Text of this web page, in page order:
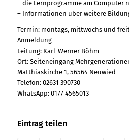
– die Lernprogramme am Computer
– Informationen über weitere
Termin: montags, mittwochs und
Anmeldung
Leitung: Karl-Werner Böhm
Ort: Seiteneingang
Matthiaskirche 1, 56564 Neuwied
Telefon: 02631 390730
WhatsApp: 0177 4565013
Eintrag teilen